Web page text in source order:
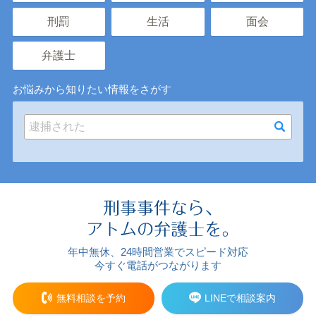
刑罰 生活 面会
弁護士
お悩みから知りたい情報をさがす
年中無休、24時間営業でスピード対応
今すぐ電話がつながります
無料相談を予約 LINEで相談案内